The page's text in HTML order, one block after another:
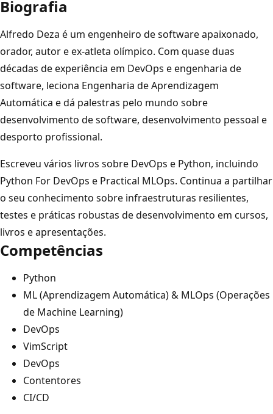
Biografia
Alfredo Deza é um engenheiro de software apaixonado,
orador, autor e ex-atleta olímpico. Com quase duas
décadas de experiência em DevOps e engenharia de
software, leciona Engenharia de Aprendizagem
Automática e dá palestras pelo mundo sobre
desenvolvimento de software, desenvolvimento pessoal e
desporto profissional.
Escreveu vários livros sobre DevOps e Python, incluindo
Python For DevOps e Practical MLOps. Continua a partilhar
o seu conhecimento sobre infraestruturas resilientes,
testes e práticas robustas de desenvolvimento em cursos,
livros e apresentações.
Competências
Python
ML (Aprendizagem Automática) & MLOps (Operações
de Machine Learning)
DevOps
VimScript
DevOps
Contentores
CI/CD